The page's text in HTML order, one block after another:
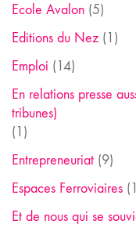
Ecole Avalon (5)
Editions du Nez (1)
Emploi (14)
En relations presse
tribunes)
(1)
Entrepreneuriat (9)
Espaces Ferroviaires
Et de nous qui se